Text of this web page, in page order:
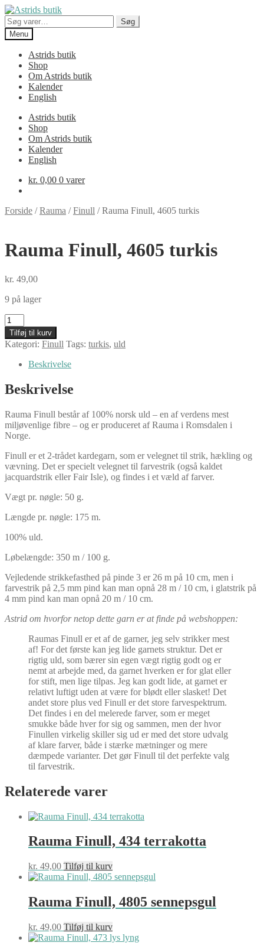
Spring
til
navigation
Spring
til
indhold
Søg
efter:
Søg
Menu
Astrids butik
Shop
Om Astrids butik
Kalender
English
Astrids butik
Shop
Om Astrids butik
Kalender
English
kr. 0,00 0 varer
Forside /Rauma /Finull /Rauma Finull, 4605 turkis
Rauma Finull, 4605 turkis
kr. 49,00
9 på lager
Rauma
Finull,
4605
turkis
antal
Tilføj til kurv
Kategori: Finull Tags: turkis, uld
Beskrivelse
Beskrivelse
Rauma Finull består af 100% norsk uld – en af verdens mest
miljøvenlige fibre – og er produceret af Rauma i Romsdalen i
Norge.
Finull er et 2-trådet kardegarn, som er velegnet til strik, hækling og
vævning. Det er specielt velegnet til farvestrik (også kaldet
jacquardstrik eller Fair Isle), og findes i et væld af farver.
Vægt pr. nøgle: 50 g.
Længde pr. nøgle: 175 m.
100% uld.
Løbelængde: 350 m / 100 g.
Vejledende strikkefasthed på pinde 3 er 26 m på 10 cm, men i
farvestrik på 2,5 mm pind kan man opnå 28 m / 10 cm, i glatstrik på
4 mm pind kan man opnå 20 m / 10 cm.
Astrid om hvorfor netop dette garn er at finde på webshoppen:
Raumas Finull er et af de garner, jeg selv strikker mest
af! For det første kan jeg lide garnets struktur. Det er
rigtig uld, som bærer sin egen vægt rigtig godt og er
nemt at arbejde med, da garnet hverken er for glat eller
for stift, men lige tilpas. Jeg kan godt lide, at garnet er
relativt luftigt uden at være for blødt eller slasket! Det
andet store plus ved Finull er det store farvespektrum.
Det findes i en del melerede farver, som er meget
smukke både hver for sig og sammen, men der hvor
Finullen virkelig skiller sig ud er med det store udvalg
af klare farver, både i stærke mætninger og mere
dæmpede varianter. Det gør Finull til det perfekte valg
til farvestrik.
Relaterede varer
Rauma Finull, 434 terrakotta
kr. 49,00 Tilføj til kurv
Rauma Finull, 4805 sennepsgul
kr. 49,00 Tilføj til kurv